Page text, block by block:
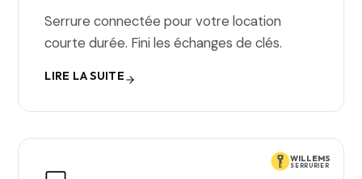
Serrure connectée pour votre location
courte durée. Fini les échanges de clés.
LIRE LA SUITE
WILLEMS
SERRURIER